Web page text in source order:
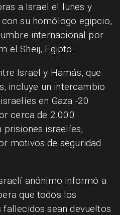
a Israel el lunes y
su homólogo egipcio,
internacional por
el Sheij, Egipto.
Israel y Hamás, que
incluye un intercambio
en Gaza -20
cerca de 2.000
prisiones israelíes,
motivos de seguridad
anónimo informó a
que todos los
sean devueltos